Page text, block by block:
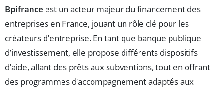
Bpifrance est un acteur majeur du financement des
entreprises en France, jouant un rôle clé pour les
créateurs d’entreprise. En tant que banque publique
d’investissement, elle propose différents dispositifs
d’aide, allant des prêts aux subventions, tout en offrant
des programmes d’accompagnement adaptés aux